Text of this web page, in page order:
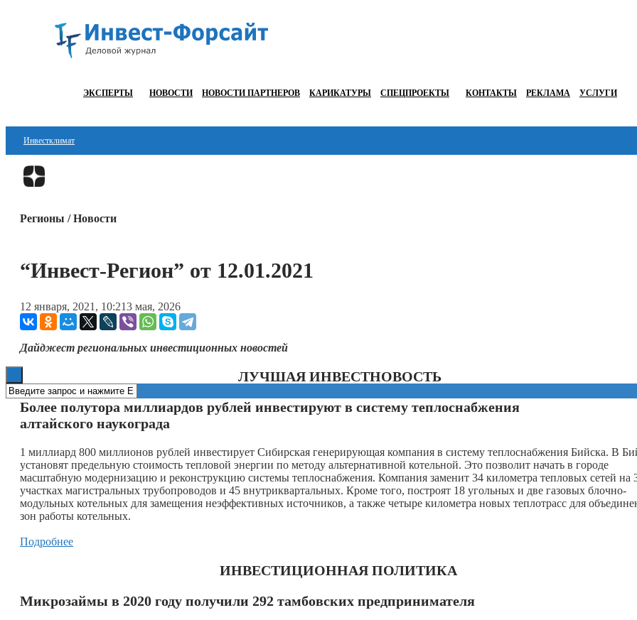
ЭКСПЕРТЫ НОВОСТИ НОВОСТИ ПАРТНЕРОВ КАРИКАТУРЫ СПЕЦПРОЕКТЫ КОНТАКТЫ РЕКЛАМА УСЛУГИ
Инвестклимат
Финансы
ESG
Регионы / Новости
“Инвест-Регион” от 12.01.2021
12 января, 2021, 10:213 мая, 2026
Дайджест региональных инвестиционных новостей
ЛУЧШАЯ ИНВЕСТНОВОСТЬ
Более полутора миллиардов рублей инвестируют в систему теплоснабжения
алтайского наукограда
1 миллиард 800 миллионов рублей инвестирует Сибирская генерирующая компания в систему теплоснабжения Бийска. В
установят предельную стоимость тепловой энергии по методу альтернативной котельной. Это позволит начать в городе
масштабную модернизацию и реконструкцию системы теплоснабжения. Компания заменит 34 километра тепловых сетей на
участках магистральных трубопроводов и 45 внутриквартальных. Кроме того, построят 18 угольных и две газовых блочно-
модульных котельных для замещения неэффективных источников, а также четыре километра новых теплотрасс для
зон работы котельных.
Подробнее
ИНВЕСТИЦИОННАЯ ПОЛИТИКА
Микрозаймы в 2020 году получили 292 тамбовских предпринимателя